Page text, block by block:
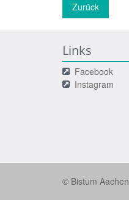
Zurück
Links
Facebook
Instagram
© Bistum Aachen